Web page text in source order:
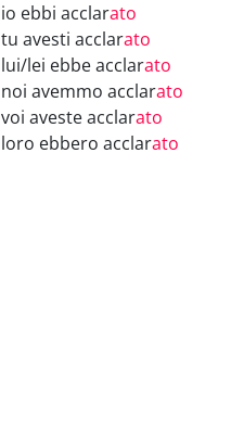
io ebbi acclarato
tu avesti acclarato
lui/lei ebbe acclarato
noi avemmo acclarato
voi aveste acclarato
loro ebbero acclarato